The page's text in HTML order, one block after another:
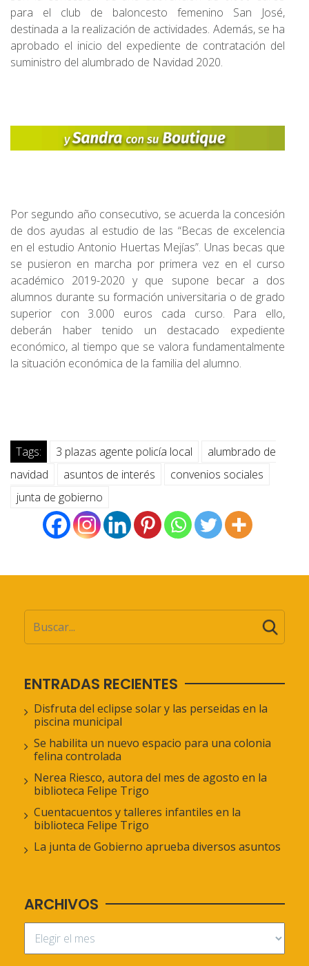
para el club de baloncesto femenino San José,
destinada a la realización de actividades. Además, se ha
aprobado el inicio del expediente de contratación del
suministro del alumbrado de Navidad 2020.
Por segundo año consecutivo, se acuerda la concesión
de dos ayudas al estudio de las “Becas de excelencia
en el estudio Antonio Huertas Mejías”. Unas becas que
se pusieron en marcha por primera vez en el curso
académico 2019-2020 y que supone becar a dos
alumnos durante su formación universitaria o de grado
superior con 3.000 euros cada curso. Para ello,
deberán haber tenido un destacado expediente
económico, al tiempo que se valora fundamentalmente
la situación económica de la familia del alumno.
Tags: 3 plazas agente policía local
alumbrado de
navidad
asuntos de interés
convenios sociales
junta de gobierno
ENTRADAS RECIENTES
Disfruta del eclipse solar y las perseidas en la
piscina municipal
Se habilita un nuevo espacio para una colonia
felina controlada
Nerea Riesco, autora del mes de agosto en la
biblioteca Felipe Trigo
Cuentacuentos y talleres infantiles en la
biblioteca Felipe Trigo
La junta de Gobierno aprueba diversos asuntos
ARCHIVOS